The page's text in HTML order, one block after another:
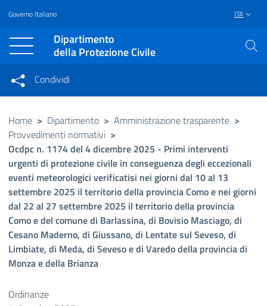
Vai al contenuto principale
Raggiungi il piè di pagina
Governo Italiano ITA
Dipartimento
della Protezione Civile
Condividi su Facebook
Condividi su Twitter
Condividi su LinkedIn
Condividi
Condividi sui social network
Home > Dipartimento > Amministrazione trasparente >
Provvedimenti normativi >
Ocdpc n. 1174 del 4 dicembre 2025 - Primi interventi
urgenti di protezione civile in conseguenza degli eccezionali
eventi meteorologici verificatisi nei giorni dal 10 al 13
settembre 2025 il territorio della provincia Como e nei giorni
dal 22 al 27 settembre 2025 il territorio della provincia
Como e del comune di Barlassina, di Bovisio Masciago, di
Cesano Maderno, di Giussano, di Lentate sul Seveso, di
Limbiate, di Meda, di Seveso e di Varedo della provincia di
Monza e della Brianza
Ordinanze